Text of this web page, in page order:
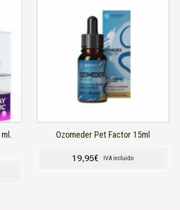
ml.
Ozomeder Pet Factor 15ml
19,95€ IVA incluido